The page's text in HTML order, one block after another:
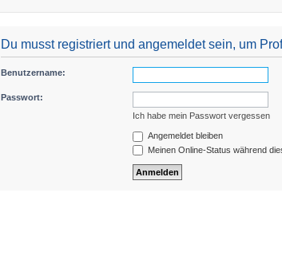
Du musst registriert und angemeldet sein, um
Benutzername:
Passwort:
Ich habe mein Passwort vergessen
Angemeldet bleiben
Meinen Online-Status während